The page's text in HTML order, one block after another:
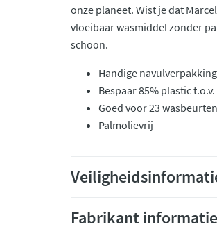
onze planeet. Wist je dat
vloeibaar wasmiddel zonder
schoon.
Handige
Bespaar 85% plastic
Goed voor 23 wasbeurten
Palmolievrij
Fabrikant informatie